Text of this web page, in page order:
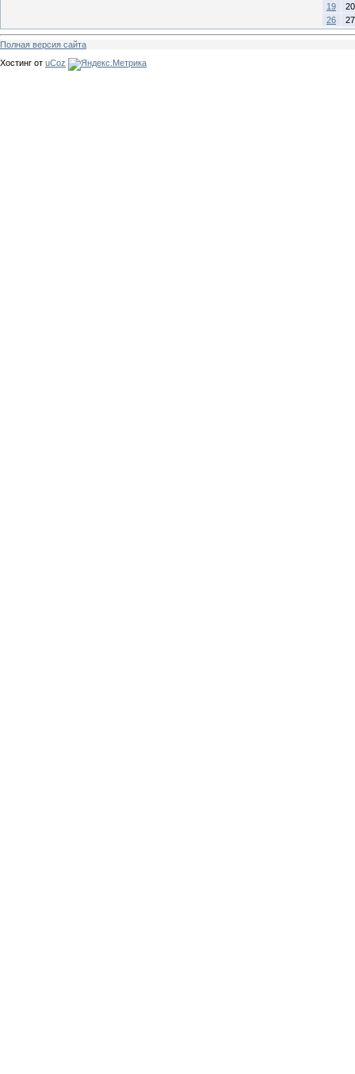
19
20
26
27
Полная версия сайта
Хостинг от uCoz